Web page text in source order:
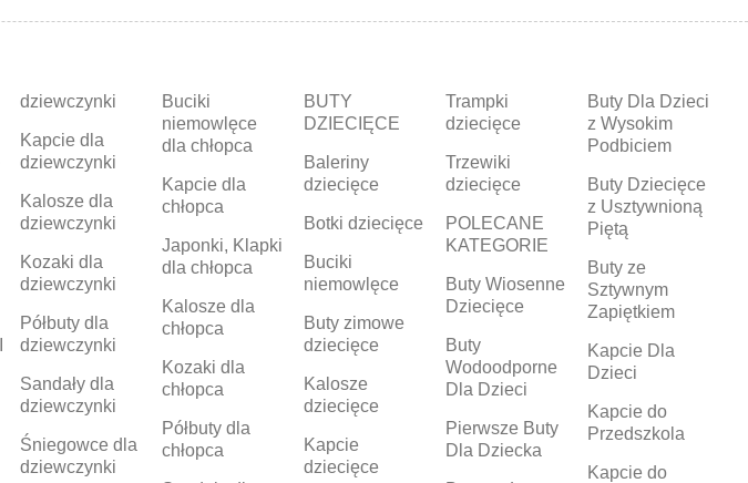
dziewczynki
Kapcie dla
dziewczynki
Kalosze dla
dziewczynki
Kozaki dla
dziewczynki
Półbuty dla
dziewczynki
Sandały dla
dziewczynki
Śniegowce dla
dziewczynki
Buciki
niemowlęce
dla chłopca
Kapcie dla
chłopca
Japonki, Klapki
dla chłopca
Kalosze dla
chłopca
Kozaki dla
chłopca
Półbuty dla
chłopca
BUTY
DZIECIĘCE
Baleriny
dziecięce
Botki dziecięce
Buciki
niemowlęce
Buty zimowe
dziecięce
Kalosze
dziecięce
Kapcie
dziecięce
Trampki
dziecięce
Trzewiki
dziecięce
POLECANE
KATEGORIE
Buty Wiosenne
Dziecięce
Buty
Wodoodporne
Dla Dzieci
Pierwsze Buty
Dla Dziecka
Buty Dla Dzieci
z Wysokim
Podbiciem
Buty Dziecięce
z Usztywnioną
Piętą
Buty ze
Sztywnym
Zapiętkiem
Kapcie Dla
Dzieci
Kapcie do
Przedszkola
Kapcie do